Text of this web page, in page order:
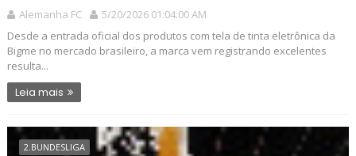
Alemanha FC
5/20/2026 01:04:00 AM
Desde a entrada oficial dos produtos com tela de tinta eletrônica da
Bigme no mercado brasileiro, a marca vem registrando excelentes
resulta...
Leia mais
2.BUNDESLIGA